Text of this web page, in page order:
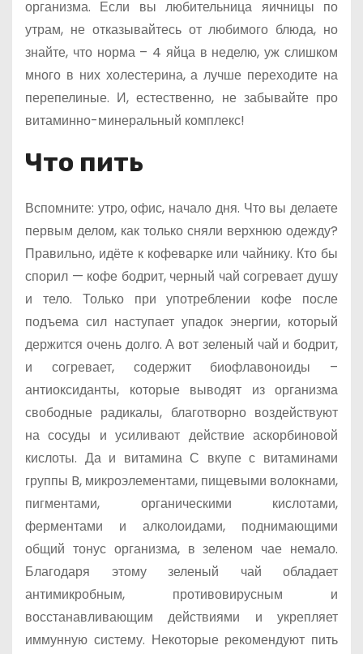
организма. Если вы любительница яичницы по
утрам, не отказывайтесь от любимого блюда, но
знайте, что норма – 4 яйца в неделю, уж слишком
много в них холестерина, а лучше переходите на
перепелиные. И, естественно, не забывайте про
витаминно-минеральный комплекс!
Что пить
Вспомните: утро, офис, начало дня. Что вы делаете
первым делом, как только сняли верхнюю одежду?
Правильно, идёте к кофеварке или чайнику. Кто бы
спорил — кофе бодрит, черный чай согревает душу
и тело. Только при употреблении кофе после
подъема сил наступает упадок энергии, который
держится очень долго. А вот зеленый чай и бодрит,
и согревает, содержит биофлавоноиды –
антиоксиданты, которые выводят из организма
свободные радикалы, благотворно воздействуют
на сосуды и усиливают действие аскорбиновой
кислоты. Да и витамина С вкупе с витаминами
группы B, микроэлементами, пищевыми волокнами,
пигментами, органическими кислотами,
ферментами и алколоидами, поднимающими
общий тонус организма, в зеленом чае немало.
Благодаря этому зеленый чай обладает
антимикробным, противовирусным и
восстанавливающим действиями и укрепляет
иммунную систему. Некоторые рекомендуют пить